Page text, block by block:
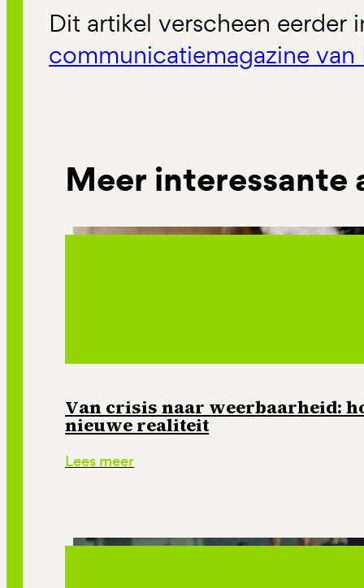
Dit artikel verscheen eerder
communicatiemagazine van
Meer interessante
Van crisis naar weerbaarheid:
nieuwe realiteit
Lees meer